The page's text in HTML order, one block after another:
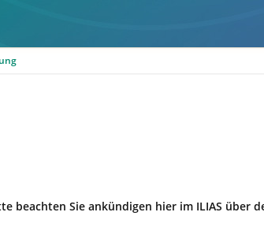
beachten Sie ankündigen hier im ILIAS über